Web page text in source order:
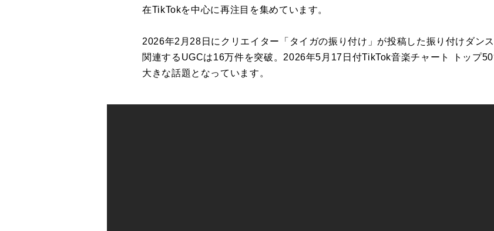
在TikTokを中心に再注目を集めています。
2026年2 月 28 日 に クリエイター「タイガの振り付け」 が投稿した振り 付けダン
関連する UGCは16万件を突破。 2026年5 月 17 日 付TikTok音楽チャート トップ50
大きな話題となっています。